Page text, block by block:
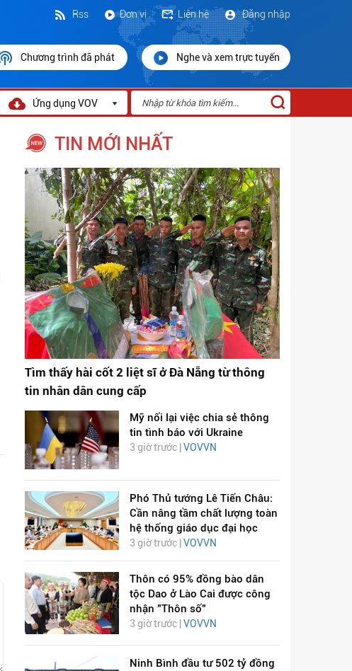
Đăng nhập
Liên hệ
Đơn vị
Rss
Chương trình đã phát Nghe và xem trực tuyến
Ứng dụng VOV
TIN MỚI NHẤT
Tìm thấy hài cốt 2 liệt sĩ ở Đà Nẵng từ thông
tin nhân dân cung cấp
Mỹ nối lại việc chia sẻ thông
tin tình báo với Ukraine
3 giờ trước | VOVVN
Phó Thủ tướng Lê Tiến Châu:
Cần nâng tầm chất lượng toàn
hệ thống giáo dục đại học
3 giờ trước | VOVVN
Thôn có 95% đồng bào dân
tộc Dao ở Lào Cai được công
nhận "Thôn số"
3 giờ trước | VOVVN
Ninh Bình đầu tư 502 tỷ đồng